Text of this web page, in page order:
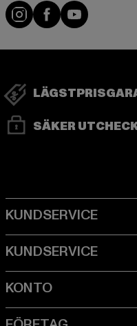
Visit our Instagram
Visit ourVisit our
SÄKER